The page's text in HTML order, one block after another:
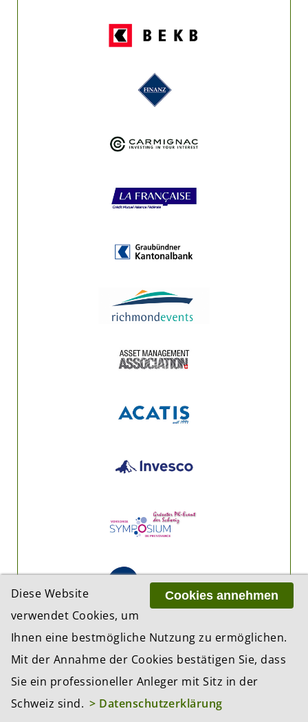
Cookies annehmen
Diese Website
verwendet Cookies, um
Ihnen eine bestmögliche Nutzung zu ermöglichen.
Mit der Annahme der Cookies bestätigen Sie, dass
Sie ein professioneller Anleger mit Sitz in der
Schweiz sind. > Datenschutzerklärung